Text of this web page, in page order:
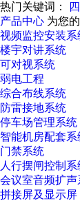
热门关键词：
产品中心 为您
视频监控安装系
楼宇对讲系统
可对视系统
弱电工程
综合布线系统
防雷接地系统
停车场管理系统
智能机房配套系
门禁系统
人行摆闸控制系
会议室音频扩声
拼接屏及显示屏